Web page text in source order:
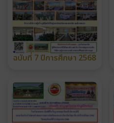
ฉบับที่ 7 ปีการศึกษา 2568